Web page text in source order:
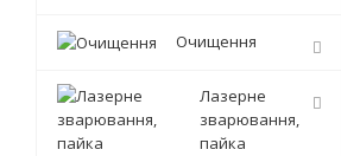
Очищення
Лазерне
зварювання,
пайка